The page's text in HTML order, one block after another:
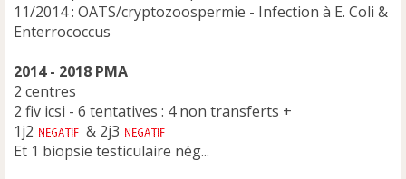
n
l
u
11/2014 : OATS/cryptozoospermie - Infection à E. Coli &
Enterrococcus
2014 - 2018 PMA
2 centres
2 fiv icsi - 6 tentatives : 4 non transferts +
1j2
& 2j3
Et 1 biopsie testiculaire nég...